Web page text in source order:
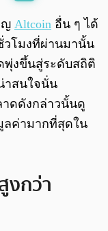
/0:00
ญ Altcoin อื่น ๆ ได้
วโมงที่ผ่านมานั้น
พุ่งขึ้นสู่ระดับสถิติ
าสนใจนั่น
ดดังกล่าวนั้นดู
ลค่ามากที่สุดใน
งกว่า